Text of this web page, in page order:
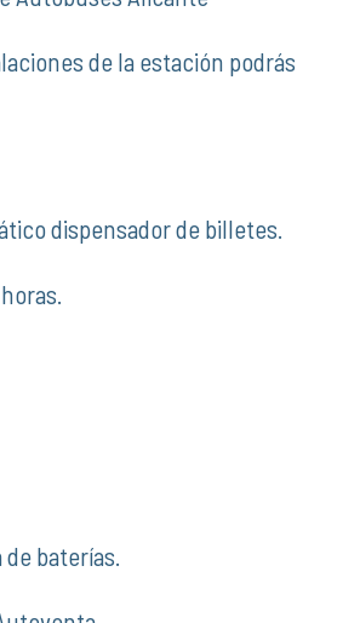
de la estación podrás
dispensador de billetes.
baterías.